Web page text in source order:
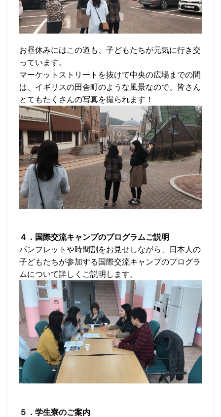
お昼休みにはこの道も、子どもたちが元気に行き交
っています。
マーケットストリートを抜けて中央の広場までの間
は、イギリスの田舎町のような風景なので、皆さん
とてもたくさんの写真を撮られます！
４．国際交流キャンプのプログラムご説明
パンフレットや時間割をお見せしながら、日本人の
子どもたちが参加する国際交流キャンプのプログラ
ムについて詳しくご説明します。
５．学生寮のご案内